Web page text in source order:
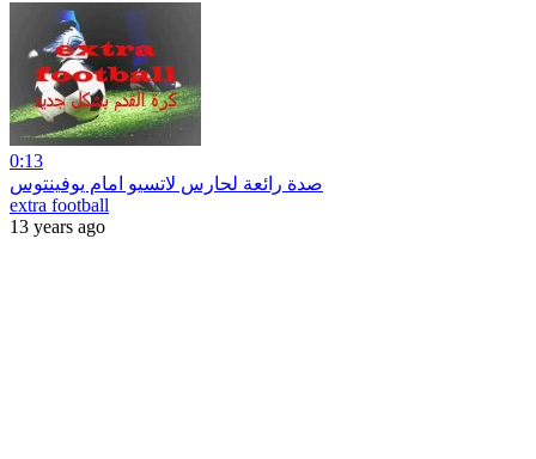
0:13
صدة رائعة لحارس لاتسيو امام يوفينتوس
extra football
13 years ago